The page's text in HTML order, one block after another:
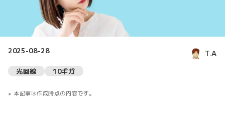
2025-08-28 T.A
光回線 10ギガ
本記事は作成時点の内容です。